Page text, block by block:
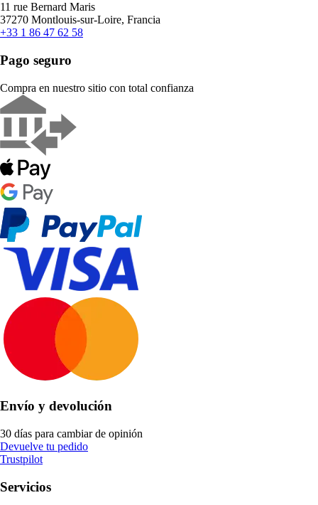
11 rue Bernard Maris
37270 Montlouis-sur-Loire, Francia
+33 1 86 47 62 58
Pago seguro
Compra en nuestro sitio con total confianza
Envío y devolución
30 días para cambiar de opinión
Devuelve tu pedido
Trustpilot
Servicios